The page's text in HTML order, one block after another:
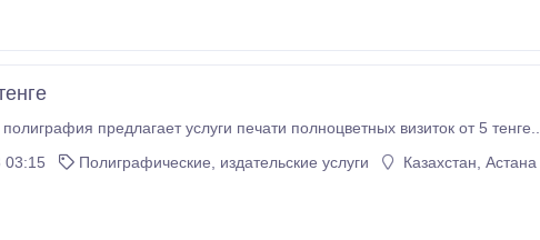
предлагает услуги печати полноцветных визиток от 5 тенге..
03:15
Полиграфические, издательские услуги Казахстан, Астана